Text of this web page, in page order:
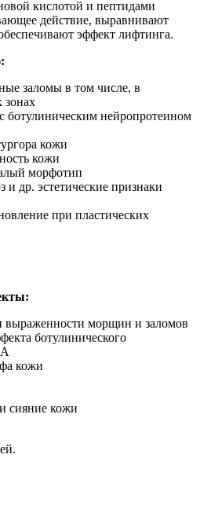
кислотой и пептидами
действие, выравнивают
эффект лифтинга.
заломы в том числе, в
зонах
ботулиническим нейропротеином
кожи
кожи
морфотип
и др. эстетические признаки
при пластических
морщин и заломов
ботулинического
кожи
сияние кожи